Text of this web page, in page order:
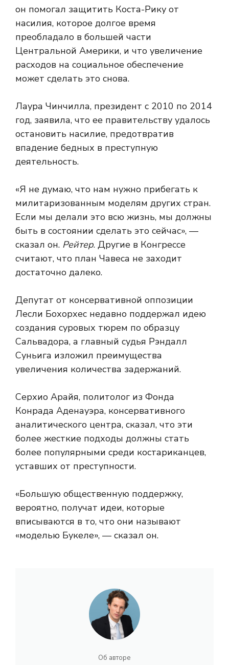
он помогал защитить Коста-Рику от
насилия, которое долгое время
преобладало в большей части
Центральной Америки, и что увеличение
расходов на социальное обеспечение
может сделать это снова.
Лаура Чинчилла, президент с 2010 по 2014
год, заявила, что ее правительству удалось
остановить насилие, предотвратив
впадение бедных в преступную
деятельность.
«Я не думаю, что нам нужно прибегать к
милитаризованным моделям других стран.
Если мы делали это всю жизнь, мы должны
быть в состоянии сделать это сейчас», —
сказал он. Рейтер. Другие в Конгрессе
считают, что план Чавеса не заходит
достаточно далеко.
Депутат от консервативной оппозиции
Лесли Бохорхес недавно поддержал идею
создания суровых тюрем по образцу
Сальвадора, а главный судья Рэндалл
Суньига изложил преимущества
увеличения количества задержаний.
Серхио Арайя, политолог из Фонда
Конрада Аденауэра, консервативного
аналитического центра, сказал, что эти
более жесткие подходы должны стать
более популярными среди костариканцев,
уставших от преступности.
«Большую общественную поддержку,
вероятно, получат идеи, которые
вписываются в то, что они называют
«моделью Букеле», — сказал он.
Об авторе